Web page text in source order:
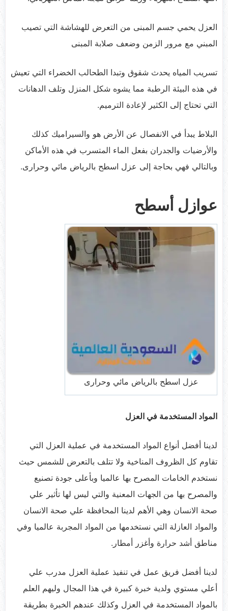
العزل يحمي جسم المبنى من التعرض للهشاشة التي تصيب
المبني مع مرور الزمن وضعف صلابة المبنى
تسريب المياه يحدث شقوق وتبدا الطحالب الخضراء التي تعيش
في هذه البيئة الرطبة مما يشوه شكل المنزل وتلف الدهانات
التي تحتاج إلى الكثير لإعادة الترميم.
البلاط يبدأ في الانفصال عن الأرض هو والسيراميك كذلك
والأرضيات والجدران بفعل الماء المتسرب في هذه الأماكن
وبالتالي فهي بحاجة إلى عزل اسطح بالرياض مائي وحرارى.
عوازل أسطح
عزل اسطح بالرياض مائي وحرارى
المواد المستخدمة في العزل
لدينا أفضل أنواع المواد المستخدمة في عملية العزل التي
تقاوم كل الظروف المناخية ولا تتلف بالتعرض للشمس حيث
نستخدم الخامات المصرح بها عالميا وبأعلى جودة تصنيع
والمصرح بها من الجهات المعنية والتي ليس لها تأثير علي
صحة الانسان وهي الأهم لدينا المحافظة علي صحة الانسان
والمواد العازلة التي نستخدمها من المواد المجربة عالميا وفي
مناطق أشد حرارة وأغزر أمطار.
لدينا أفضل فريق عمل في تنفيذ عملية العزل مدرب علي
أعلي مستوي ولدية خبرة كبيرة في هذا المجال وليهم العلم
بالمواد المستخدمة في العزل وكذلك عندهم الخبرة بطريقة